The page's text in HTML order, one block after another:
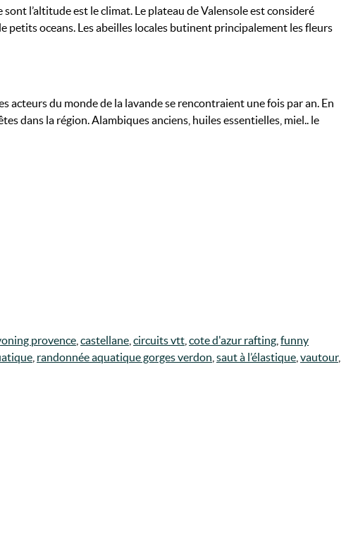
l’altitude est le climat. Le plateau de Valensole est consideré
petits oceans. Les abeilles locales butinent principalement les fleurs
acteurs du monde de la lavande se rencontraient une fois par an. En
dans la région. Alambiques anciens, huiles essentielles, miel.. le
provence castellane circuits vtt cote d'azur rafting funny
randonnée aquatique gorges verdon saut à l’élastique vautour,